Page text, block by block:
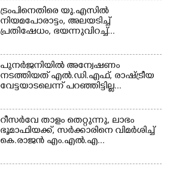
ട്രംപിനെതിരെ യു.എസിൽ
നിയമപോരാട്ടം, അലയടിച്ച്
പ്രതിഷേധം, ഭയന്നുവിറച്ച്...
പുനർജനിയിൽ അന്വേഷണം
നടത്തിയത് എൽ.ഡി.എഫ്, രാഷ്ട്രീയ
വേട്ടയാടലെന്ന് പറഞ്ഞിട്ടില്ല...
റീസർവേ താളം തെറ്റുന്നു, ലാഭം
ഭൂമാഫിയക്ക്, സർക്കാരിനെ വിമർശിച്ച്
കെ.രാജൻ എം.എൽ.എ...